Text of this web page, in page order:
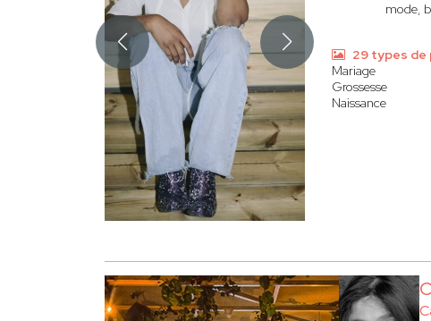
mode,
29 types de
Mariage
Grossesse
Naissance